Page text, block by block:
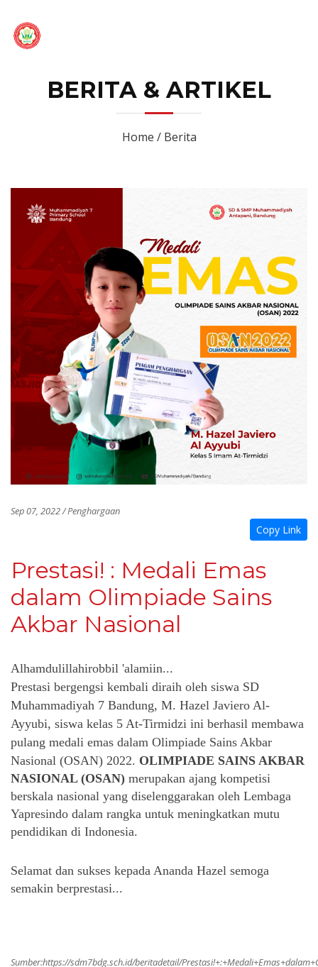
BERITA & ARTIKEL
Home / Berita
Sep 07, 2022 / Penghargaan
Copy Link
Prestasi! : Medali Emas
dalam Olimpiade Sains
Akbar Nasional
Alhamdulillahirobbil 'alamiin...
Prestasi bergengsi kembali diraih oleh siswa SD
Muhammadiyah 7 Bandung, M. Hazel Javiero Al-
Ayyubi, siswa kelas 5 At-Tirmidzi ini berhasil membawa
pulang medali emas dalam Olimpiade Sains Akbar
Nasional (OSAN) 2022. OLIMPIADE SAINS AKBAR
NASIONAL (OSAN) merupakan ajang kompetisi
berskala nasional yang diselenggarakan oleh Lembaga
Yapresindo dalam rangka untuk meningkatkan mutu
pendidikan di Indonesia.
Selamat dan sukses kepada Ananda Hazel semoga
semakin berprestasi...
Sumber:https://sdm7bdg.sch.id/beritadetail/